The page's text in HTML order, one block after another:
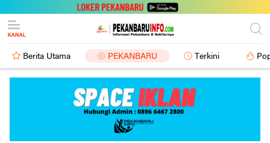
Berita Utama PEKANBARU Terkini